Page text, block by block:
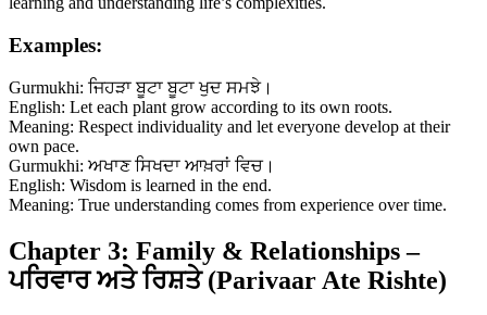
Examples:
Gurmukhi: ਜਿਹੜਾ ਬੂਟਾ ਬੂਟਾ ਖੁਦ ਸਮਝੇ।
English: Let each plant grow according to its own roots.
Meaning: Respect individuality and let everyone develop at their
own pace.
Gurmukhi: ਅਖਾਣ ਸਿਖਦਾ ਆਖ਼ਰਾਂ ਵਿਚ।
English: Wisdom is learned in the end.
Meaning: True understanding comes from experience over time.
Chapter 3: Family & Relationships –
ਪਰਿਵਾਰ ਅਤੇ ਰਿਸ਼ਤੇ (Parivaar Ate Rishte)